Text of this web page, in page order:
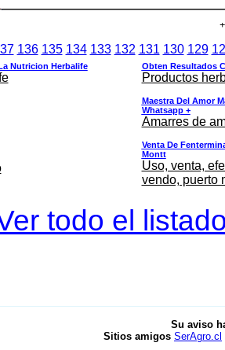
136 135 134 133 132 131 130 129
Nutricion Herbalife Obten Resultados
Productos
Maestra Del Amor
Whatsapp +
Amarres de
Venta De
Montt
Uso, venta,
vendo, puerto
todo el
Su aviso
Sitios amigos SerAgro.cl